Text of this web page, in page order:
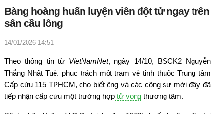
Bàng hoàng huấn luyện viên đột tử ngay trên
sân cầu lông
14/01/2026 14:51
Theo thông tin từ VietNamNet, ngày 14/10, BSCK2 Nguyễn
Thắng Nhật Tuệ, phục trách một trạm vệ tinh thuộc Trung tâm
Cấp cứu 115 TPHCM, cho biết ông và các cộng sự mới đây đã
tiếp nhận cấp cứu một trường hợp tử vong thương tâm.